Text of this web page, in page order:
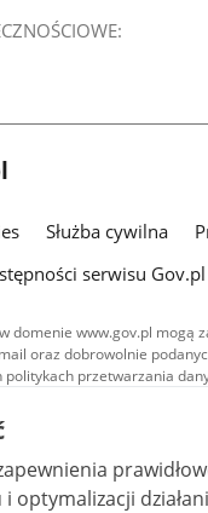
Służba cywilna
serwisu Gov.pl
domenie www.gov.pl mogą
oraz dobrowolnie
politykach przetwarzania
tekstowe publikowane w
na licencji typu
4.0 (CC BY-SA 4.0).
na licencji typu
utworów zależnych 4.0 (CC
działania